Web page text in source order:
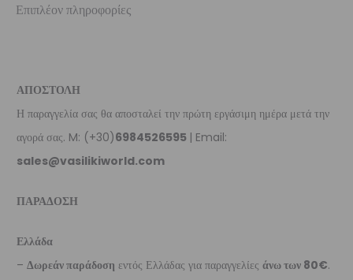
Επιπλέον πληροφορίες
ΑΠΟΣΤΟΛΗ
Η παραγγελία σας θα αποσταλεί την πρώτη εργάσιμη ημέρα μετά την
αγορά σας. M: (+30)6984526595 | Email:
sales@vasilikiworld.com
ΠΑΡΑΔΟΣΗ
Ελλάδα
– Δωρεάν παράδοση εντός Ελλάδας για παραγγελίες άνω των 80€.